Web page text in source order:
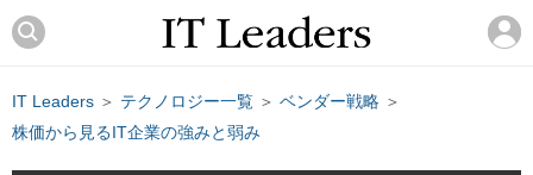
IT Leaders ＞ テクノロジー一覧 ＞ ベンダー戦略 ＞
株価から見るIT企業の強みと弱み